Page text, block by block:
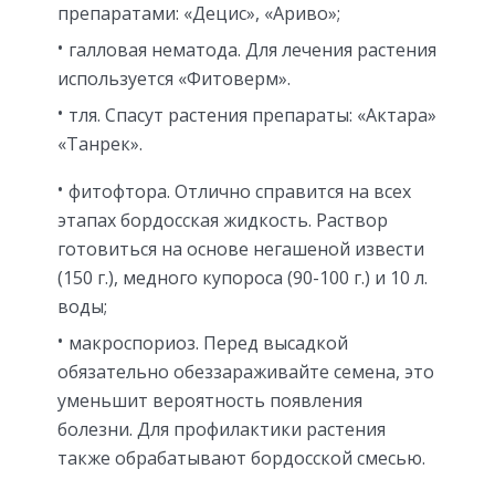
препаратами: «Децис», «Ариво»;
галловая нематода. Для лечения растения
используется «Фитоверм».
тля. Спасут растения препараты: «Актара»
«Танрек».
фитофтора. Отлично справится на всех
этапах бордосская жидкость. Раствор
готовиться на основе негашеной извести
(150 г.), медного купороса (90-100 г.) и 10 л.
воды;
макроспориоз. Перед высадкой
обязательно обеззараживайте семена, это
уменьшит вероятность появления
болезни. Для профилактики растения
также обрабатывают бордосской смесью.